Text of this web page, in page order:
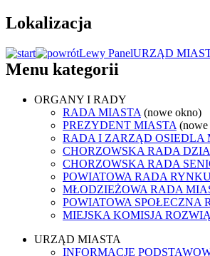
Lokalizacja
Lewy PanelURZĄD
Menu kategorii
ORGANY I RADY
RADA MIASTA (nowe okno)
PREZYDENT MIASTA
RADA I ZARZĄD OSIEDLA
CHORZOWSKA RADA
CHORZOWSKA RADA
POWIATOWA RADA
MŁODZIEŻOWA RADA
POWIATOWA SPOŁECZNA
MIEJSKA KOMISJA
URZĄD MIASTA
INFORMACJE